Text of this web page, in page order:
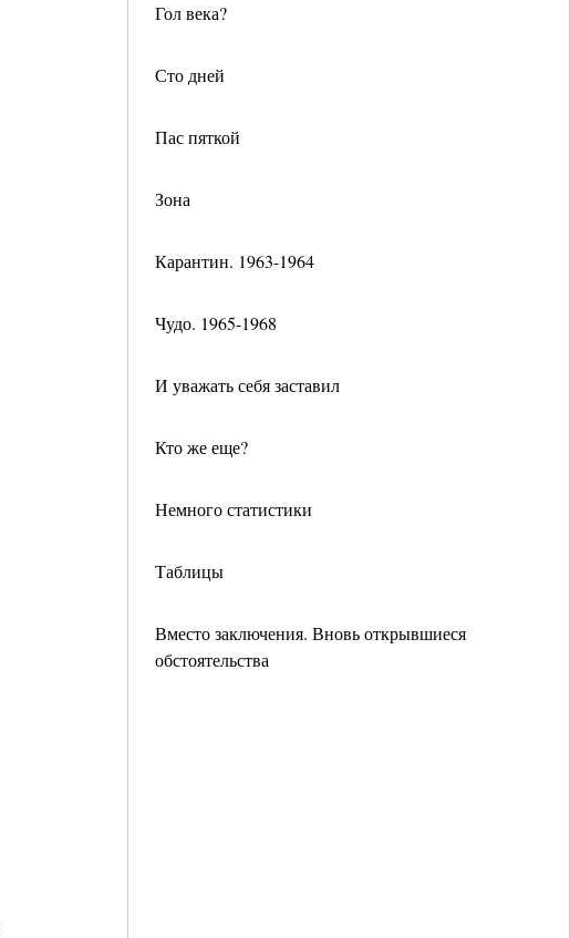
Гол века?
Сто дней
Пас пяткой
Зона
Карантин. 1963-1964
Чудо. 1965-1968
И уважать себя заставил
Кто же еще?
Немного статистики
Таблицы
Вместо заключения. Вновь открывшиеся
обстоятельства